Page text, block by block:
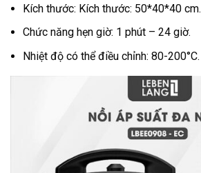
Kích thước: Kích thước: 50*40*40 cm.
Chức năng hẹn giờ: 1 phút – 24 giờ.
Nhiệt độ có thể điều chỉnh: 80-200°C.